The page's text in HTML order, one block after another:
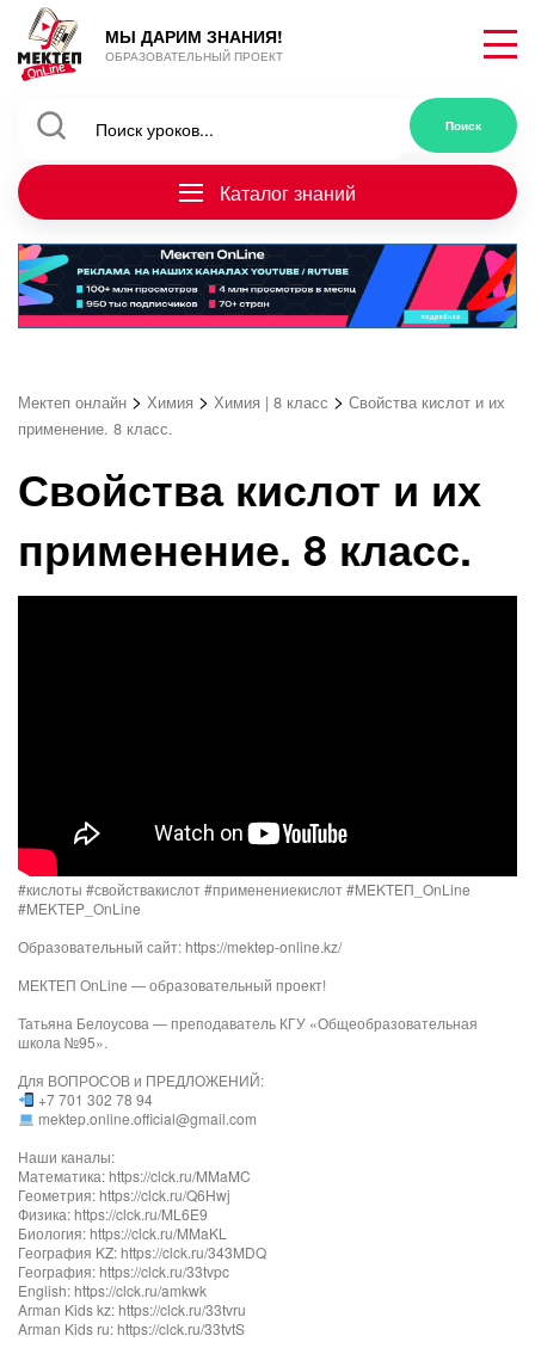
МЫ ДАРИМ ЗНАНИЯ!
ОБРАЗОВАТЕЛЬНЫЙ ПРОЕКТ
Каталог знаний
Мектеп онлайн > Химия > Химия | 8 класс > Свойства кислот и их
применение. 8 класс.
Свойства кислот и их
применение. 8 класс.
#кислоты #свойствакислот #применениекислот #MEKTEП_OnLine
#MEKTEP_OnLine
Образовательный сайт: https://mektep-online.kz/
МЕКТЕП OnLine — образовательный проект!
Татьяна Белоусова — преподаватель КГУ «Общеобразовательная
школа №95».
Для ВОПРОСОВ и ПРЕДЛОЖЕНИЙ:
+7 701 302 78 94
mektep.online.official@gmail.com
Наши каналы:
Математика: https://clck.ru/MMaMC
Геометрия: https://clck.ru/Q6Hwj
Физика: https://clck.ru/ML6E9
Биология: https://clck.ru/MMaKL​​​​​​
География KZ: https://clck.ru/343MDQ
География: https://clck.ru/33tvpc
English: https://clck.ru/amkwk
Arman Kids kz: https://clck.ru/33tvru
Arman Kids ru: https://clck.ru/33tvtS